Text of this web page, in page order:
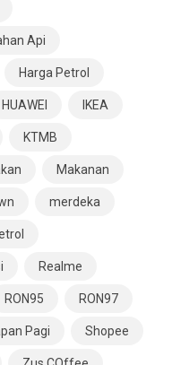
Api
Harga Petrol
HUAWEI IKEA
KTMB
Makanan
merdeka
Realme
RON95 RON97
Pagi Shopee